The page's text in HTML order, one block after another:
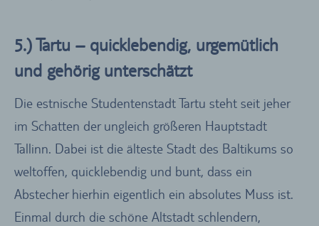
5.) Tartu – quicklebendig, urgemütlich
und gehörig unterschätzt
Die estnische Studentenstadt Tartu steht seit jeher
im Schatten der ungleich größeren Hauptstadt
Tallinn. Dabei ist die älteste Stadt des Baltikums so
weltoffen, quicklebendig und bunt, dass ein
Abstecher hierhin eigentlich ein absolutes Muss ist.
Einmal durch die schöne Altstadt schlendern,